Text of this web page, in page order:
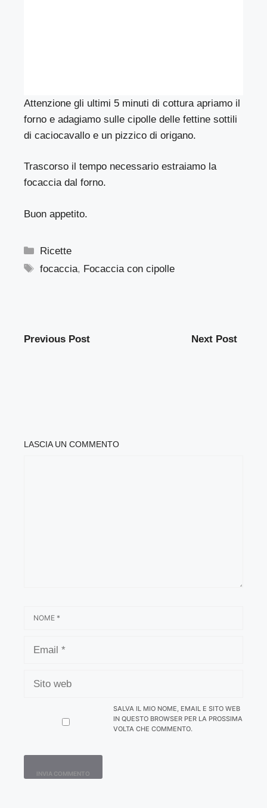
Attenzione gli ultimi 5 minuti di cottura apriamo il
forno e adagiamo sulle cipolle delle fettine sottili
di caciocavallo e un pizzico di origano.
Trascorso il tempo necessario estraiamo la
focaccia dal forno.
Buon appetito.
Categorie
Ricette
Tag
focaccia, Focaccia con cipolle
Previous Post Next Post
LASCIA UN COMMENTO
WEB
SALVA IL MIO NOME, EMAIL E SITO WEB
IN QUESTO BROWSER PER LA PROSSIMA
VOLTA CHE COMMENTO.